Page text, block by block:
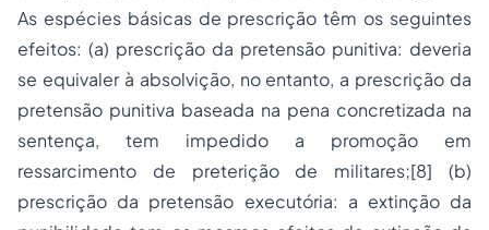
As espécies básicas de prescrição têm os seguintes
efeitos: (a) prescrição da pretensão punitiva: deveria
se equivaler à absolvição, no entanto, a prescrição da
pretensão punitiva baseada na pena concretizada na
sentença, tem impedido a promoção em
ressarcimento de preterição de militares;[8] (b)
prescrição da pretensão executória: a extinção da